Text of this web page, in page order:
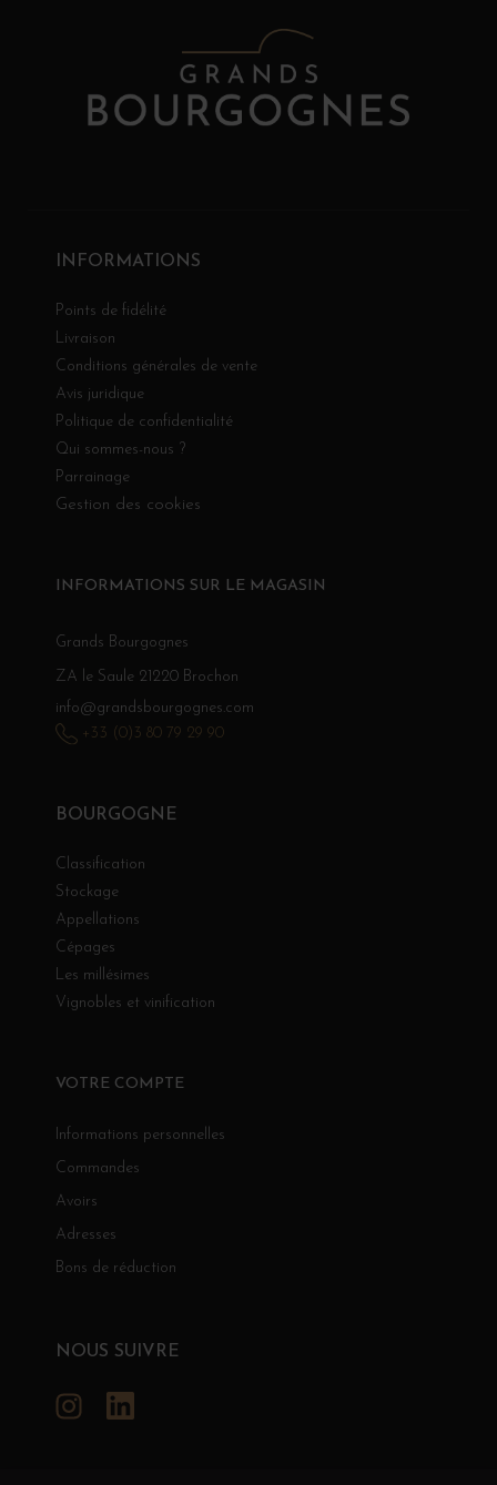
INFORMATIONS
Points de fidélité
Livraison
Conditions générales de vente
Avis juridique
Politique de confidentialité
Qui sommes-nous ?
Parrainage
Gestion des cookies
BOURGOGNE
Classification
Stockage
Appellations
Cépages
Les millésimes
Vignobles et vinification
VOTRE COMPTE
Informations personnelles
Commandes
Avoirs
Adresses
Bons de réduction
INFORMATIONS SUR LE MAGASIN
Grands Bourgognes
ZA le Saule 21220 Brochon
info@grandsbourgognes.com
+33 (0)3 80 79 29 90
NOUS SUIVRE
Instagram